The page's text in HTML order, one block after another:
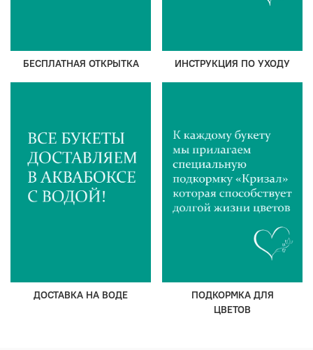
БЕСПЛАТНАЯ ОТКРЫТКА ИНСТРУКЦИЯ ПО УХОДУ
ДОСТАВКА НА ВОДЕ
ПОДКОРМКА ДЛЯ
ЦВЕТОВ